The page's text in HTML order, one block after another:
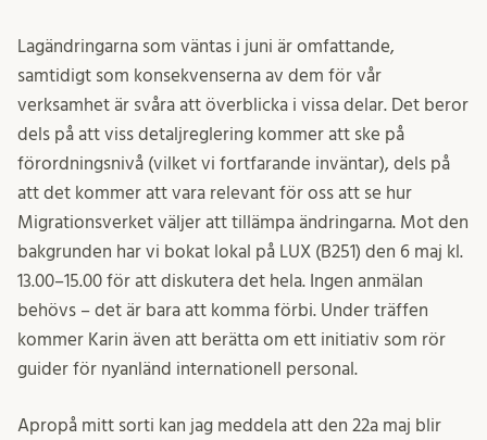
Lagändringarna som väntas i juni är omfattande,
samtidigt som konsekvenserna av dem för vår
verksamhet är svåra att överblicka i vissa delar. Det beror
dels på att viss detaljreglering kommer att ske på
förordningsnivå (vilket vi fortfarande inväntar), dels på
att det kommer att vara relevant för oss att se hur
Migrationsverket väljer att tillämpa ändringarna. Mot den
bakgrunden har vi bokat lokal på LUX (B251) den 6 maj kl.
13.00–15.00 för att diskutera det hela. Ingen anmälan
behövs – det är bara att komma förbi. Under träffen
kommer Karin även att berätta om ett initiativ som rör
guider för nyanländ internationell personal.
Apropå mitt sorti kan jag meddela att den 22a maj blir